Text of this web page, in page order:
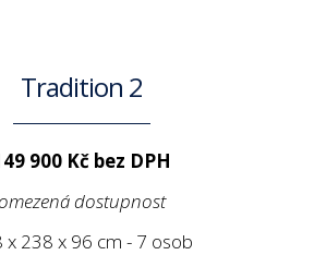
Tradition 2
900 Kč bez DPH
omezená dostupnost
x 238 x 96 cm - 7 osob